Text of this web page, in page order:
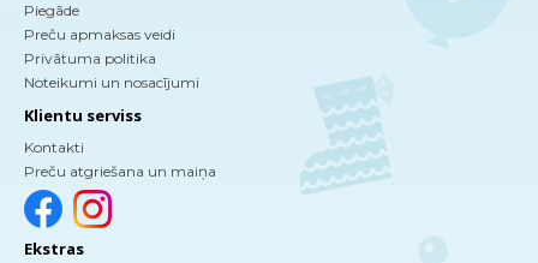
Piegāde
Preču apmaksas veidi
Privātuma politika
Noteikumi un nosacījumi
Klientu serviss
Kontakti
Preču atgriešana un maiņa
Ekstras